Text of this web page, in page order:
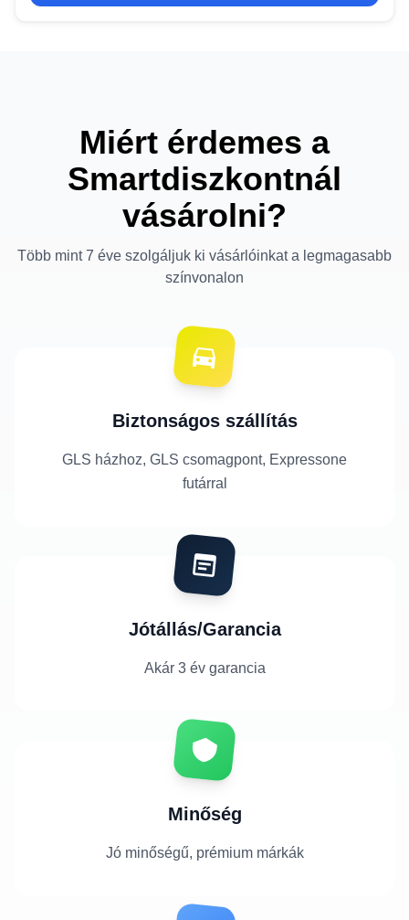
Miért érdemes a
Smartdiszkontnál
vásárolni?
Több mint 7 éve szolgáljuk ki vásárlóinkat a legmagasabb
színvonalon
Biztonságos szállítás
GLS házhoz, GLS csomagpont, Expressone
futárral
Jótállás/Garancia
Akár 3 év garancia
Minőség
Jó minőségű, prémium márkák